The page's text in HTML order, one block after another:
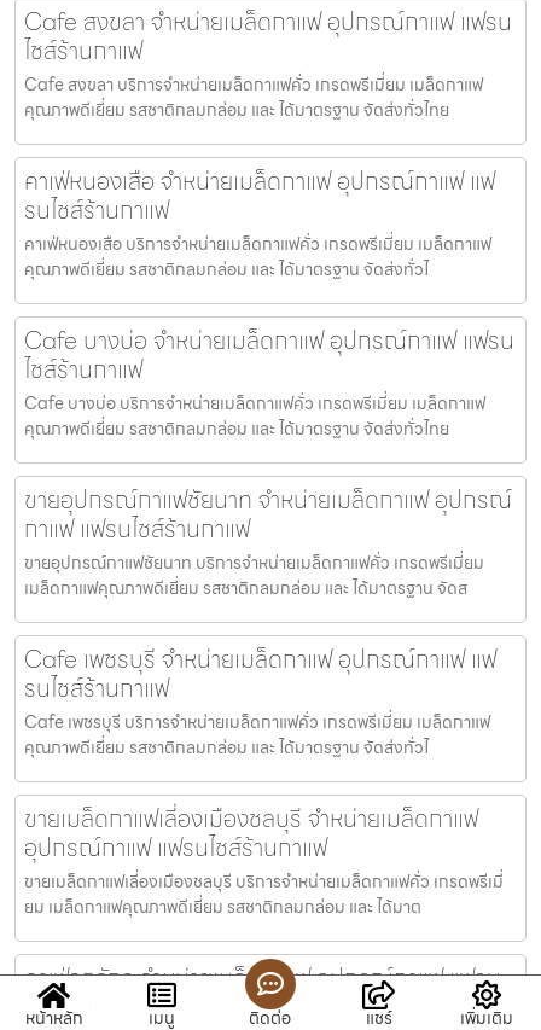
Cafe สงขลา จำหน่ายเมล็ดกาแฟ อุปกรณ์กาแฟ แฟรน
ไชส์ร้านกาแฟ
Cafe สงขลา บริการจำหน่ายเมล็ดกาแฟคั่ว เกรดพรีเมี่ยม เมล็ดกาแฟ
คุณภาพดีเยี่ยม รสชาติกลมกล่อม และ ได้มาตรฐาน จัดส่งทั่วไทย
คาเฟ่หนองเสือ จำหน่ายเมล็ดกาแฟ อุปกรณ์กาแฟ แฟ
รนไชส์ร้านกาแฟ
คาเฟ่หนองเสือ บริการจำหน่ายเมล็ดกาแฟคั่ว เกรดพรีเมี่ยม เมล็ดกาแฟ
คุณภาพดีเยี่ยม รสชาติกลมกล่อม และ ได้มาตรฐาน จัดส่งทั่วไ
Cafe บางบ่อ จำหน่ายเมล็ดกาแฟ อุปกรณ์กาแฟ แฟรน
ไชส์ร้านกาแฟ
Cafe บางบ่อ บริการจำหน่ายเมล็ดกาแฟคั่ว เกรดพรีเมี่ยม เมล็ดกาแฟ
คุณภาพดีเยี่ยม รสชาติกลมกล่อม และ ได้มาตรฐาน จัดส่งทั่วไทย
ขายอุปกรณ์กาแฟชัยนาท จำหน่ายเมล็ดกาแฟ อุปกรณ์
กาแฟ แฟรนไชส์ร้านกาแฟ
ขายอุปกรณ์กาแฟชัยนาท บริการจำหน่ายเมล็ดกาแฟคั่ว เกรดพรีเมี่ยม
เมล็ดกาแฟคุณภาพดีเยี่ยม รสชาติกลมกล่อม และ ได้มาตรฐาน จัดส
Cafe เพชรบุรี จำหน่ายเมล็ดกาแฟ อุปกรณ์กาแฟ แฟ
รนไชส์ร้านกาแฟ
Cafe เพชรบุรี บริการจำหน่ายเมล็ดกาแฟคั่ว เกรดพรีเมี่ยม เมล็ดกาแฟ
คุณภาพดีเยี่ยม รสชาติกลมกล่อม และ ได้มาตรฐาน จัดส่งทั่วไ
ขายเมล็ดกาแฟเลี่องเมืองชลบุรี จำหน่ายเมล็ดกาแฟ
อุปกรณ์กาแฟ แฟรนไชส์ร้านกาแฟ
ขายเมล็ดกาแฟเลี่องเมืองชลบุรี บริการจำหน่ายเมล็ดกาแฟคั่ว เกรดพรีเมี่
ยม เมล็ดกาแฟคุณภาพดีเยี่ยม รสชาติกลมกล่อม และ ได้มาต
คาเฟ่จตุจักร จำหน่ายเมล็ดกาแฟ อุปกรณ์กาแฟ แฟรน
ไชส์ร้านกาแฟ
หน้าหลัก เมนู ติดต่อ แชร์ เพิ่มเติม